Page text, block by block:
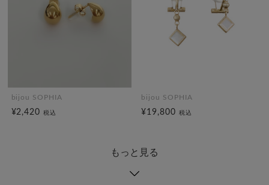
bijou SOPHIA
¥2,420税込
bijou SOPHIA
¥19,800 税込
もっと見る